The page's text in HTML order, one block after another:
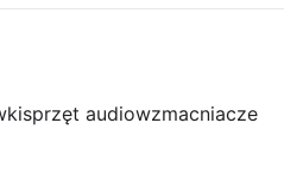
sprzęt audiowzmacniacze